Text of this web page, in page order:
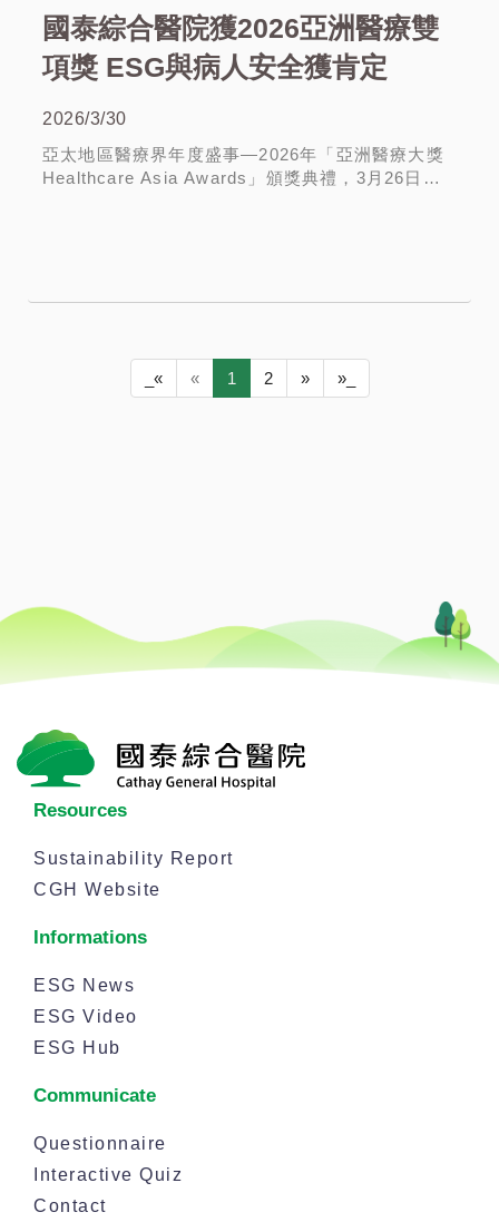
國泰綜合醫院獲2026亞洲醫療雙
項獎 ESG與病人安全獲肯定
2026/3/30
亞太地區醫療界年度盛事—2026年「亞洲醫療大獎
Healthcare Asia Awards」頒獎典禮，3月26日在
_« « 1 2 » »_
Resources
Sustainability Report
CGH Website
Informations
ESG News
ESG Video
ESG Hub
Communicate
Questionnaire
Interactive Quiz
Contact